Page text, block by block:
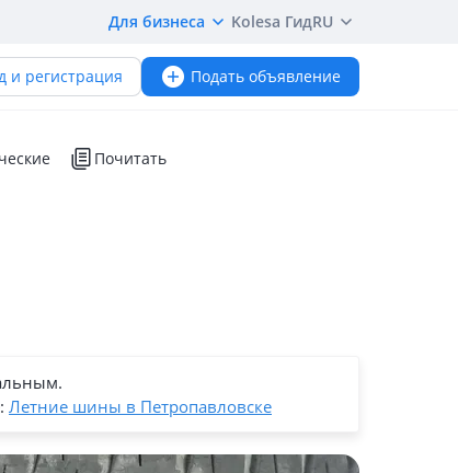
Для бизнеса Kolesa ГидRU
и регистрация Подать объявление
Почитать
Летние шины в Петропавловске